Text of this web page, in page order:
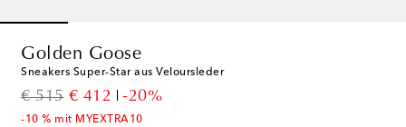
Golden Goose
Sneakers Super-Star aus Veloursleder
€ 515
original price
€ 412
discount price
-20%
-10 % mit MYEXTRA10